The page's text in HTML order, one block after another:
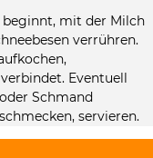
beginnt, mit der Milch
verrühren.
Eventuell
Schmand
servieren.